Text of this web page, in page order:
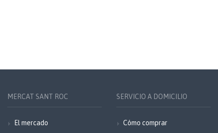
MERCAT SANT ROC
El mercado
SERVICIO A DOMICILIO
Cómo comprar